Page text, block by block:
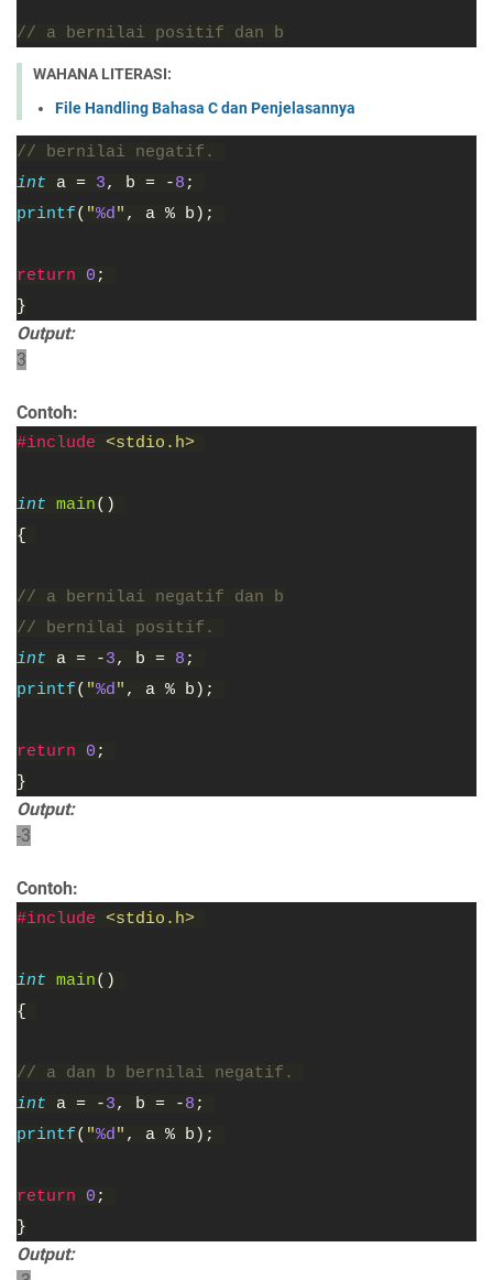
// a bernilai positif dan b
WAHANA LITERASI:
File Handling Bahasa C dan Penjelasannya
// bernilai negatif.
int a = 3, b = -8 ;
printf( "%d " , a % b);
return 0 ;
}
Output:
3
Contoh:
#include <stdio.h>
int main()
{
// a bernilai negatif dan b
// bernilai positif.
int a = -3, b = 8 ;
printf( "%d " , a % b);
return 0 ;
}
Output:
-3
Contoh:
#include <stdio.h>
int main()
{
// a dan b bernilai negatif.
int a = -3, b = -8 ;
printf( "%d " , a % b);
return 0 ;
}
Output: